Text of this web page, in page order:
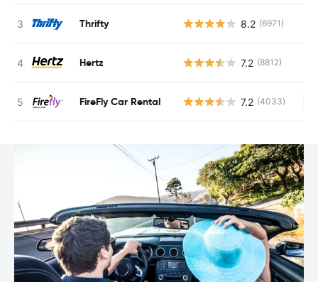
Thrifty 8.2 (6971)
Hertz 7.2 (8812)
FireFly Car Rental 7.2 (4033)